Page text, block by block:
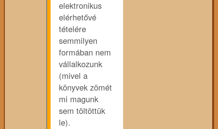
elektronikus
elérhetővé
tételére
semmilyen
formában nem
vállalkozunk
(mivel a
könyvek zömét
mi magunk
sem töltöttük
le).